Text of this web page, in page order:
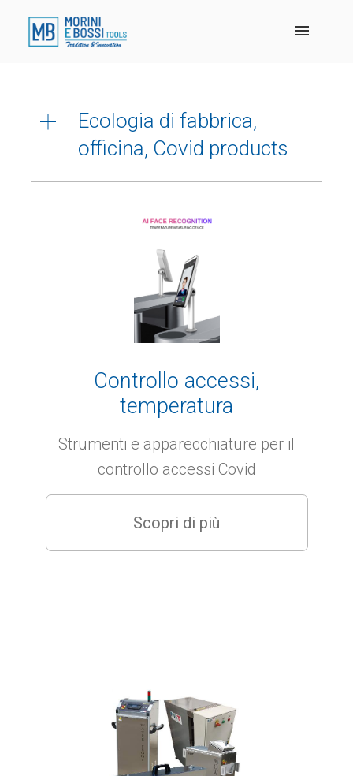
Ecologia di fabbrica,
officina, Covid products
Abbigliamento , antinfortunistica , sicurezza
Abrasivi e SuperAbrasivi
FASTENERS , UTENSILI E PRODOTTI PER
Lubrificanti, grassi, tenute, olii, detergenti,
Maschi - utensili filettatori
Controllo accessi,
temperatura
Strumenti e apparecchiature per il
controllo accessi Covid
Scopri di più